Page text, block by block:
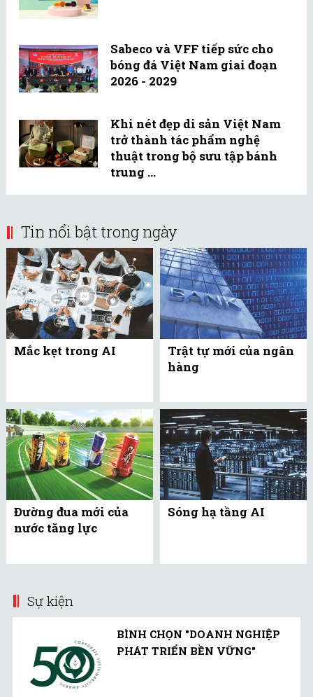
Sabeco và VFF tiếp sức cho
bóng đá Việt Nam giai đoạn
2026 - 2029
Khi nét đẹp di sản Việt Nam
trở thành tác phẩm nghệ
thuật trong bộ sưu tập bánh
trung ...
Tin nổi bật trong ngày
Mắc kẹt trong AI
Trật tự mới của ngân
hàng
Đường đua mới của
nước tăng lực
Sóng hạ tầng AI
Sự kiện
BÌNH CHỌN "DOANH NGHIỆP
PHÁT TRIỂN BỀN VỮNG"